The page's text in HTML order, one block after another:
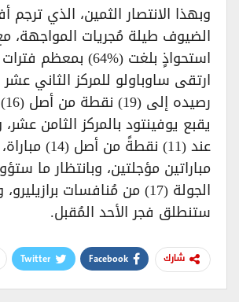
وبهذا الانتصار الثمين، الذي ترجم
الضيوف طيلة مُجريات المواجهة،
استحواذٍ بلغت (%64) بمعظم
ارتقى ساوباولو للمركز الثاني عشر
يقبع يوفينتود بالمركز الثامن
عند (11) نقطةً من أصل
مباراتين مؤجلتين، وبانتظار ما
الجولة (17) من مُنافسات
ستنطلق فجر الأحد المُقبل.
شارك Facebook
Twitter